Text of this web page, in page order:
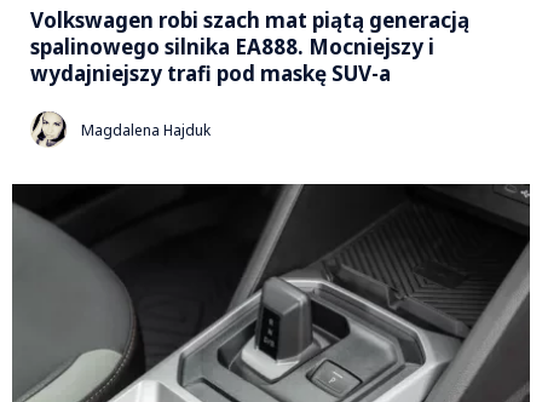
Volkswagen robi szach mat piątą generacją
spalinowego silnika EA888. Mocniejszy i
wydajniejszy trafi pod maskę SUV-a
Magdalena Hajduk